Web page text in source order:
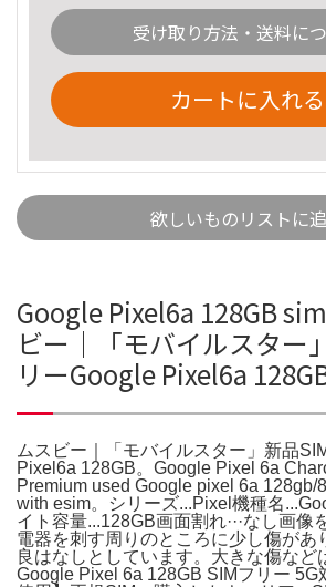
受け取り方法・送料に
カートに入れる
欲しいものリストに
Google Pixel6a 128GB
ビー｜「モバイルスター
リーGoogle Pixel6a
ムスビー｜「モバイルスター」新品
Pixel6a 128GB。Google Pixel 6a
Premium used Google pixel 6a 128gb/
with esim。シリーズ...Pixel機種名
イト容量...128GB画面割れ···なし画像
電器を刺す周りのところに少し傷があ
良はなしとしています。大きな傷など
Google Pixel 6a 128GB SIMフリー 5G